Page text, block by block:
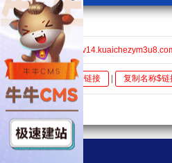
kcm3u8
全集$https://
全选 复制链接 复制名称$链